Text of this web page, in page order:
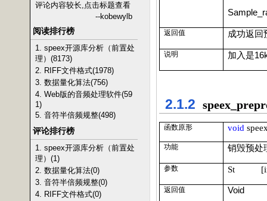
评论内容较长,点击标题查看
--kobewylb
阅读排行榜
1. speex开源库分析（前置处
理）(8173)
2. RIFF文件格式(1978)
3. 数据量化算法(756)
4. Web版的音频处理软件(59
1)
5. 音符半倍频规整(498)
评论排行榜
1. speex开源库分析（前置处
理）(1)
2. 数据量化算法(0)
3. 音符半倍频规整(0)
4. RIFF文件格式(0)
返回值 成功返回
说明 加入是
2.1.2
函数原形 void
功能 销毁预处
参数 St
返回值 Void